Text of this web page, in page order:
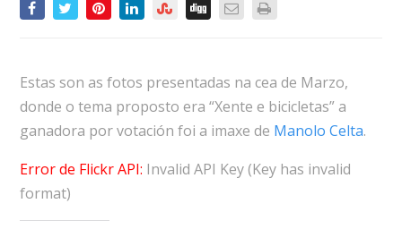
Estas son as fotos presentadas na cea de Marzo,
donde o tema proposto era “Xente e bicicletas” a
ganadora por votación foi a imaxe de Manolo Celta.
Error de Flickr API: Invalid API Key (Key has invalid
format)